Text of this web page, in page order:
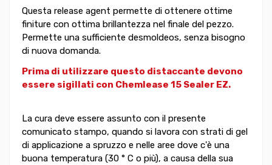
Questa release agent permette di ottenere ottime
finiture con ottima brillantezza nel finale del pezzo.
Permette una sufficiente desmoldeos, senza bisogno
di nuova domanda.
Prima di utilizzare questo distaccante devono
essere sigillati con Chemlease 15 Sealer EZ.
La cura deve essere assunto con il presente
comunicato stampo, quando si lavora con strati di gel
di applicazione a spruzzo e nelle aree dove c'è una
buona temperatura (30 ° C o più), a causa della sua